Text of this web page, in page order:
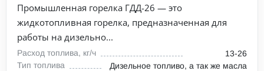
Промышленная горелка ГДД-26 — это
жидкотопливная горелка, предназначенная для
работы на дизельно...
Расход топлива, кг/ч
13-26
Тип топлива
Дизельное топливо, а так же масла